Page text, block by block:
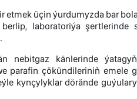
etmek üçin ýurdumyzda bar
laboratoriýa
nebitgaz känlerinde
parafin çökündileriniň emele
kynçylyklar dörände